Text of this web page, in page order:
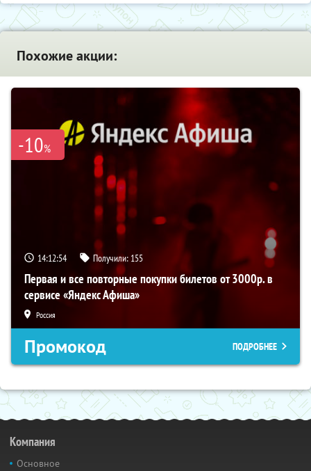
Похожие акции:
-10%
14:12:54 Получили: 155
Первая и все повторные покупки билетов от 3000р. в
сервисе «Яндекс Афиша»
Россия
Промокод ПОДРОБНЕЕ
Компания
Основное